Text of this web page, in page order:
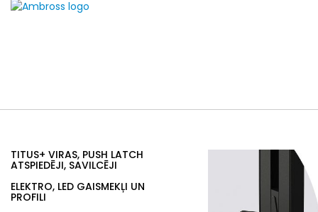
TITUS+ VIRAS, PUSH LATCH
ATSPIEDĒJI, SAVILCĒJI
ELEKTRO, LED GAISMEKĻI UN
PROFILI